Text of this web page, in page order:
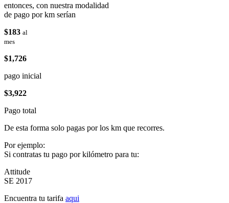
entonces, con nuestra modalidad
de pago por km serían
$183 al
mes
$1,726
pago inicial
$3,922
Pago total
De esta forma solo pagas por los km que recorres.
Por ejemplo:
Si contratas tu pago por kilómetro para tu:
Attitude
SE 2017
Encuentra tu tarifa aqui